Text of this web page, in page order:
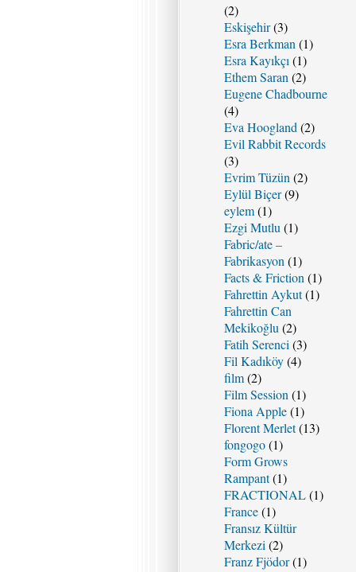
(2)
Eskişehir(3)
Esra Berkman (1)
Esra Kayıkçı (1)
Ethem Saran (2)
Eugene Chadbourne
(4)
Eva Hoogland (2)
Evil Rabbit Records
(3)
Evrim Tüzün (2)
Eylül Biçer(9)
eylem(1)
Ezgi Mutlu (1)
Fabric/ate –
Fabrikasyon (1)
Facts & Friction (1)
Fahrettin Aykut(1)
Fahrettin Can
Mekikoğlu (2)
Fatih Serenci (3)
Fil Kadıköy(4)
film(2)
Film Session (1)
Fiona Apple(1)
Florent Merlet(13)
fongogo(1)
Form Grows
Rampant(1)
FRACTIONAL(1)
France(1)
Fransız Kültür
Merkezi (2)
Franz Fjödor(1)